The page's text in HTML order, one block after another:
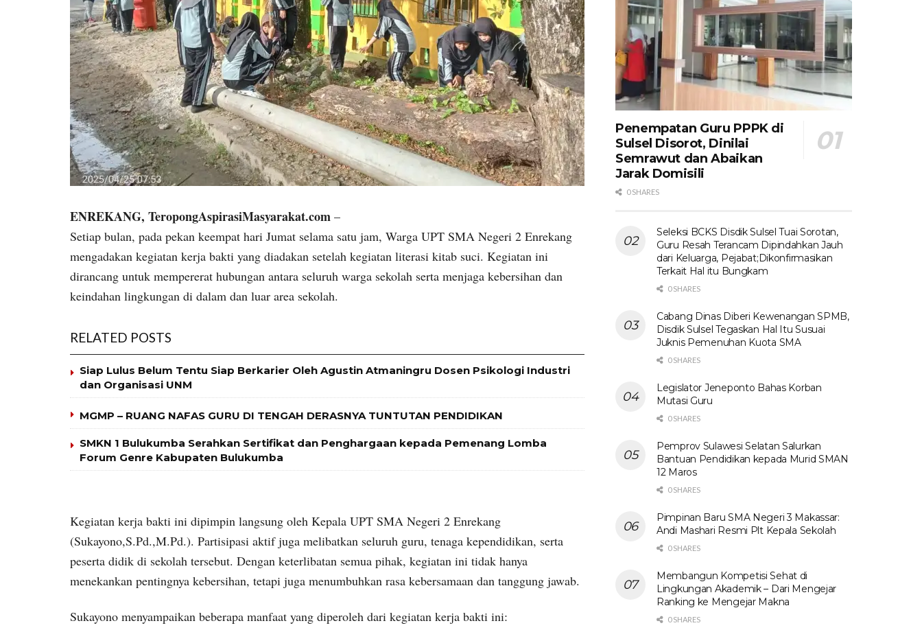
ENREKANG, TeropongAspirasiMasyarakat.com –
Setiap bulan, pada pekan keempat hari Jumat selama satu jam, Warga UPT SMA Negeri 2 Enrekang
mengadakan kegiatan kerja bakti yang diadakan setelah kegiatan literasi kitab suci. Kegiatan ini
dirancang untuk mempererat hubungan antara seluruh warga sekolah serta menjaga kebersihan dan
keindahan lingkungan di dalam dan luar area sekolah.
RELATED POSTS
Siap Lulus Belum Tentu Siap Berkarier Oleh Agustin Atmaningru Dosen Psikologi Industri
dan Organisasi UNM
MGMP – RUANG NAFAS GURU DI TENGAH DERASNYA TUNTUTAN PENDIDIKAN
SMKN 1 Bulukumba Serahkan Sertifikat dan Penghargaan kepada Pemenang Lomba
Forum Genre Kabupaten Bulukumba
Kegiatan kerja bakti ini dipimpin langsung oleh Kepala UPT SMA Negeri 2 Enrekang
(Sukayono,S.Pd.,M.Pd.). Partisipasi aktif juga melibatkan seluruh guru, tenaga kependidikan, serta
peserta didik di sekolah tersebut. Dengan keterlibatan semua pihak, kegiatan ini tidak hanya
menekankan pentingnya kebersihan, tetapi juga menumbuhkan rasa kebersamaan dan tanggung jawab.
Sukayono menyampaikan beberapa manfaat yang diperoleh dari kegiatan kerja bakti ini:
Penempatan Guru PPPK di
Sulsel Disorot, Dinilai
Semrawut dan Abaikan
Jarak Domisili
0 SHARES
Seleksi BCKS Disdik Sulsel Tuai Sorotan,
Guru Resah Terancam Dipindahkan Jauh
dari Keluarga, Pejabat;Dikonfirmasikan
Terkait Hal itu Bungkam
0 SHARES
Cabang Dinas Diberi Kewenangan SPMB,
Disdik Sulsel Tegaskan Hal Itu Susuai
Juknis Pemenuhan Kuota SMA
0 SHARES
Legislator Jeneponto Bahas Korban
Mutasi Guru
0 SHARES
Pemprov Sulawesi Selatan Salurkan
Bantuan Pendidikan kepada Murid SMAN
12 Maros
0 SHARES
Pimpinan Baru SMA Negeri 3 Makassar:
Andi Mashari Resmi Plt Kepala Sekolah
0 SHARES
Membangun Kompetisi Sehat di
Lingkungan Akademik – Dari Mengejar
Ranking ke Mengejar Makna
0 SHARES